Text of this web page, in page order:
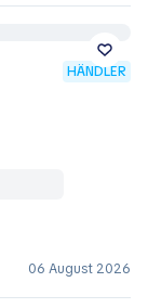
HÄNDLER
06 August 2026